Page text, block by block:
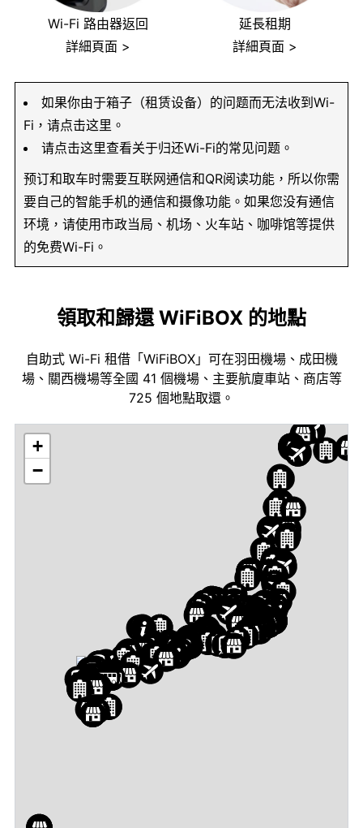
Wi-Fi 路由器返回
詳細頁面 >
延長租期
詳細頁面 >
如果你由于箱子（租赁设备）的问题而无法收到Wi-
Fi，请点击这里。
请点击这里查看关于归还Wi-Fi的常见问题。
预订和取车时需要互联网通信和QR阅读功能，所以你需
要自己的智能手机的通信和摄像功能。如果您没有通信
环境，请使用市政当局、机场、火车站、咖啡馆等提供
的免费Wi-Fi。
領取和歸還 WiFiBOX 的地點
自助式 Wi-Fi 租借「WiFiBOX」可在羽田機場、成田機
場、關西機場等全國 41 個機場、主要航廈車站、商店等
725 個地點取還。
+
−